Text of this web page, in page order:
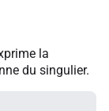
la
du singulier.